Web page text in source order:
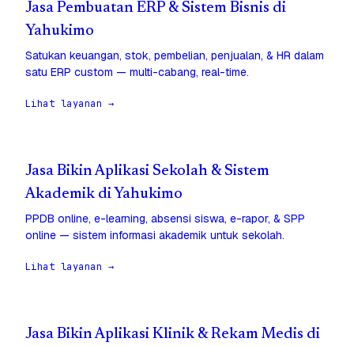
Jasa Pembuatan ERP & Sistem Bisnis di
Yahukimo
Satukan keuangan, stok, pembelian, penjualan, & HR dalam
satu ERP custom — multi-cabang, real-time.
Lihat layanan →
Jasa Bikin Aplikasi Sekolah & Sistem
Akademik di Yahukimo
PPDB online, e-learning, absensi siswa, e-rapor, & SPP
online — sistem informasi akademik untuk sekolah.
Lihat layanan →
Jasa Bikin Aplikasi Klinik & Rekam Medis di